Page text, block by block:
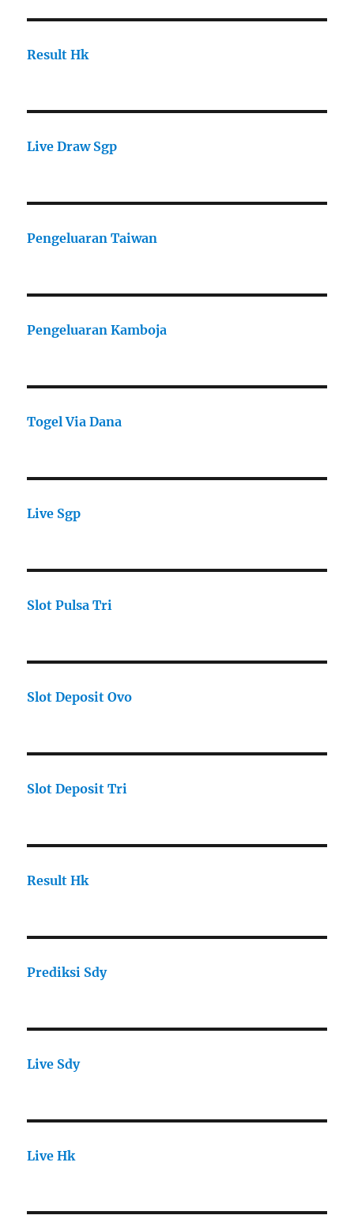
Result Hk
Live Draw Sgp
Pengeluaran Taiwan
Pengeluaran Kamboja
Togel Via Dana
Live Sgp
Slot Pulsa Tri
Slot Deposit Ovo
Slot Deposit Tri
Result Hk
Prediksi Sdy
Live Sdy
Live Hk